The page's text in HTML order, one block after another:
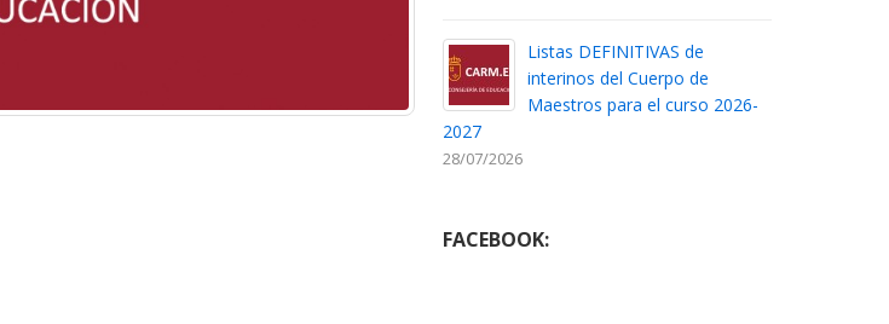
Listas DEFINITIVAS de
interinos del Cuerpo de
Maestros para el curso 2026-
2027
28/07/2026
FACEBOOK: